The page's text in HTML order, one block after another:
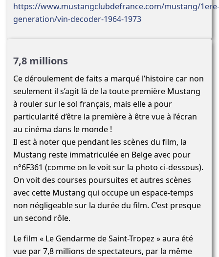
https://www.mustangclubdefrance.com/mustang/1ere-
generation/vin-decoder-1964-1973
7,8 millions
Ce déroulement de faits a marqué l’histoire car non
seulement il s’agit là de la toute première Mustang
à rouler sur le sol français, mais elle a pour
particularité d’être la première à être vue à l’écran
au cinéma dans le monde !
Il est à noter que pendant les scènes du film, la
Mustang reste immatriculée en Belge avec pour
n°6F361 (comme on le voit sur la photo ci-dessous).
On voit des courses poursuites et autres scènes
avec cette Mustang qui occupe un espace-temps
non négligeable sur la durée du film. C’est presque
un second rôle.
Le film « Le Gendarme de Saint-Tropez » aura été
vue par 7,8 millions de spectateurs, par la même